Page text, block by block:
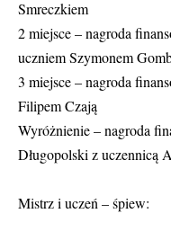
Smreczkiem
2 miejsce – nagroda
uczniem Szymonem
3 miejsce – nagroda
Filipem Czają
Wyróżnienie – nagroda
Długopolski z uczennicą
Mistrz i uczeń – śpiew: